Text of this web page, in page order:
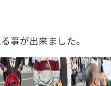
事が出来ました。